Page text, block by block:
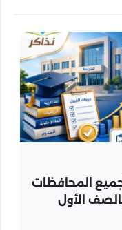
الثانوية العامة 2027 لجميع المحافظات
الأول